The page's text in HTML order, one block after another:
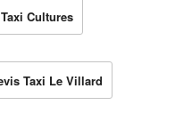
Cultures
Taxi Le Villard